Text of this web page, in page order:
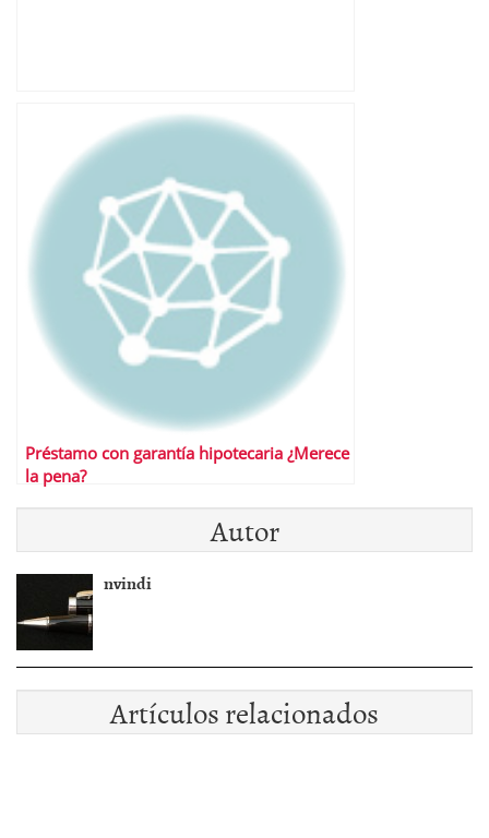
Préstamo con garantía hipotecaria ¿Merece
la pena?
Autor
nvindi
Artículos relacionados